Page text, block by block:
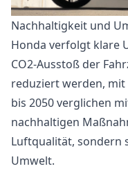
Nachhaltigkeit und
Honda verfolgt klare
CO2-Ausstoß der
reduziert werden, mit
bis 2050 verglichen
nachhaltigen
Luftqualität, sondern
Umwelt.